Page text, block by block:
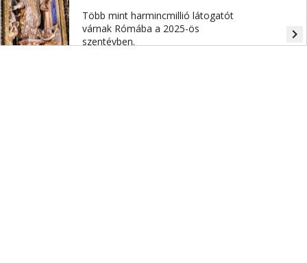
Több mint harmincmillió látogatót
várnak Rómába a 2025-ös
szentévben.
navigate_next